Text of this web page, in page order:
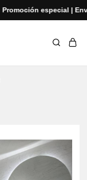
Promoción especial |